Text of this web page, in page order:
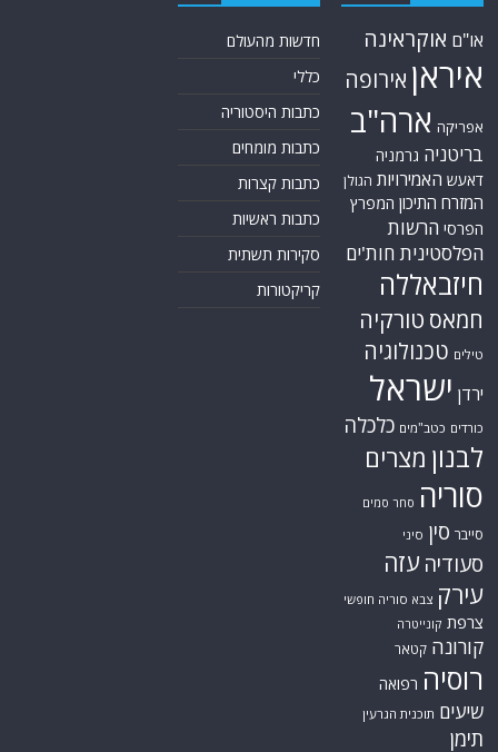
או"ם אוקראינה
איראן אירופה
אפריקה ארה"ב
בריטניה גרמניה
דאעש האמירויות הגולן
המזרח התיכון המפרץ
הפרסי הרשות
הפלסטינית חות'ים
חיזבאללה
חמאס טורקיה
טילים טכנולוגיה
ירדן ישראל
כורדים כטב"מים כלכלה
לבנון מצרים
סוריה סחר סמים
סייבר סין סיני
סעודיה עזה
עירק צבא סוריה חופשי
צרפת קונייטרה
קורונה קטאר
רוסיה רפואה
שיעים תוכנית הגרעין
תימן
חדשות מהעולם
כללי
כתבות היסטוריה
כתבות מומחים
כתבות קצרות
כתבות ראשיות
סקירות תשתית
קריקטורות